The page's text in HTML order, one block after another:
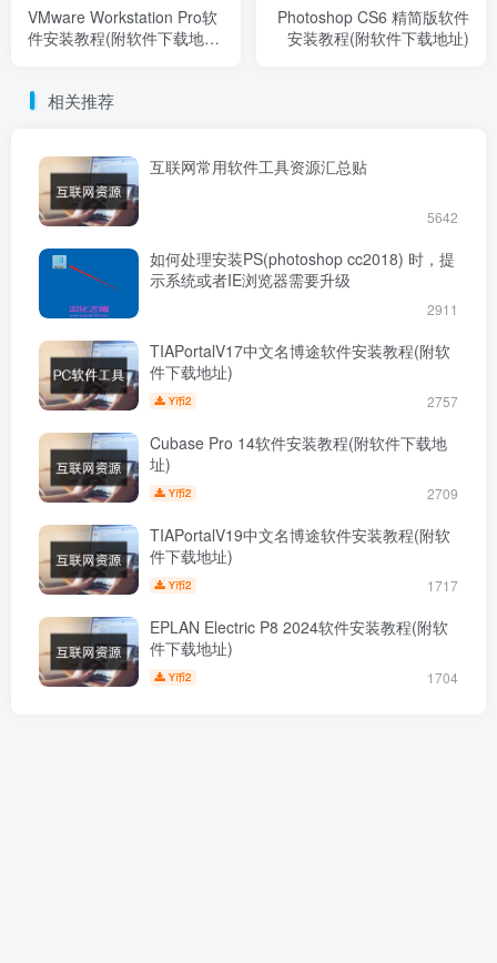
VMware Workstation Pro软
件安装教程(附软件下载地
Photoshop CS6 精简版软件
安装教程(附软件下载地址)
相关推荐
互联网常用软件工具资源汇总贴
5642
如何处理安装PS(photoshop cc2018) 时，提
示系统或者IE浏览器需要升级
2911
TIAPortalV17中文名博途软件安装教程(附软
件下载地址)
Y币2 2757
Cubase Pro 14软件安装教程(附软件下载地
址)
Y币2 2709
TIAPortalV19中文名博途软件安装教程(附软
件下载地址)
Y币2 1717
EPLAN Electric P8 2024软件安装教程(附软
件下载地址)
Y币2 1704